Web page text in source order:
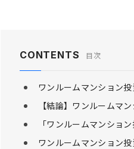
CONTENTS 目次
ワンルームマンション
【結論】ワンルームマ
「ワンルームマンショ
ワンルームマンション